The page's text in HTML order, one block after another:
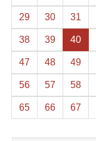
29 30 31
38 39 40
47 48 49
56 57 58
65 66 67